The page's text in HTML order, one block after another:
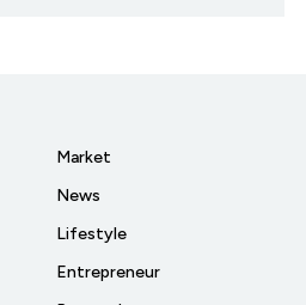
Market
News
Lifestyle
Entrepreneur